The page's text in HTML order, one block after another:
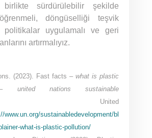
birlikte sürdürülebilir şekilde
döngüselliği teşvik
politikalar uygulamalı ve geri
artırmalıyız.
(2023). Fast facts – what is plastic
united nations sustainable
United
www.un.org/sustainabledevelopment/bl
what-is-plastic-pollution/